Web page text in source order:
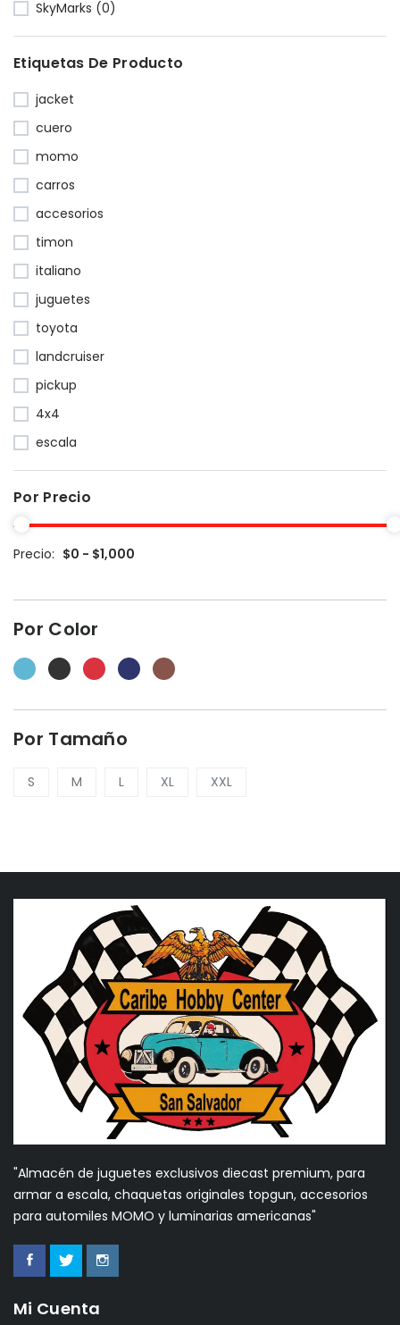
SkyMarks (0)
Etiquetas De Producto
jacket
cuero
momo
carros
accesorios
timon
italiano
juguetes
toyota
landcruiser
pickup
4x4
escala
Por Precio
Precio: $0 - $1,000
Por Color
Por Tamaño
S M L XL XXL
"Almacén de juguetes exclusivos diecast premium, para
armar a escala, chaquetas originales topgun, accesorios
para automiles MOMO y luminarias americanas"
Mi Cuenta